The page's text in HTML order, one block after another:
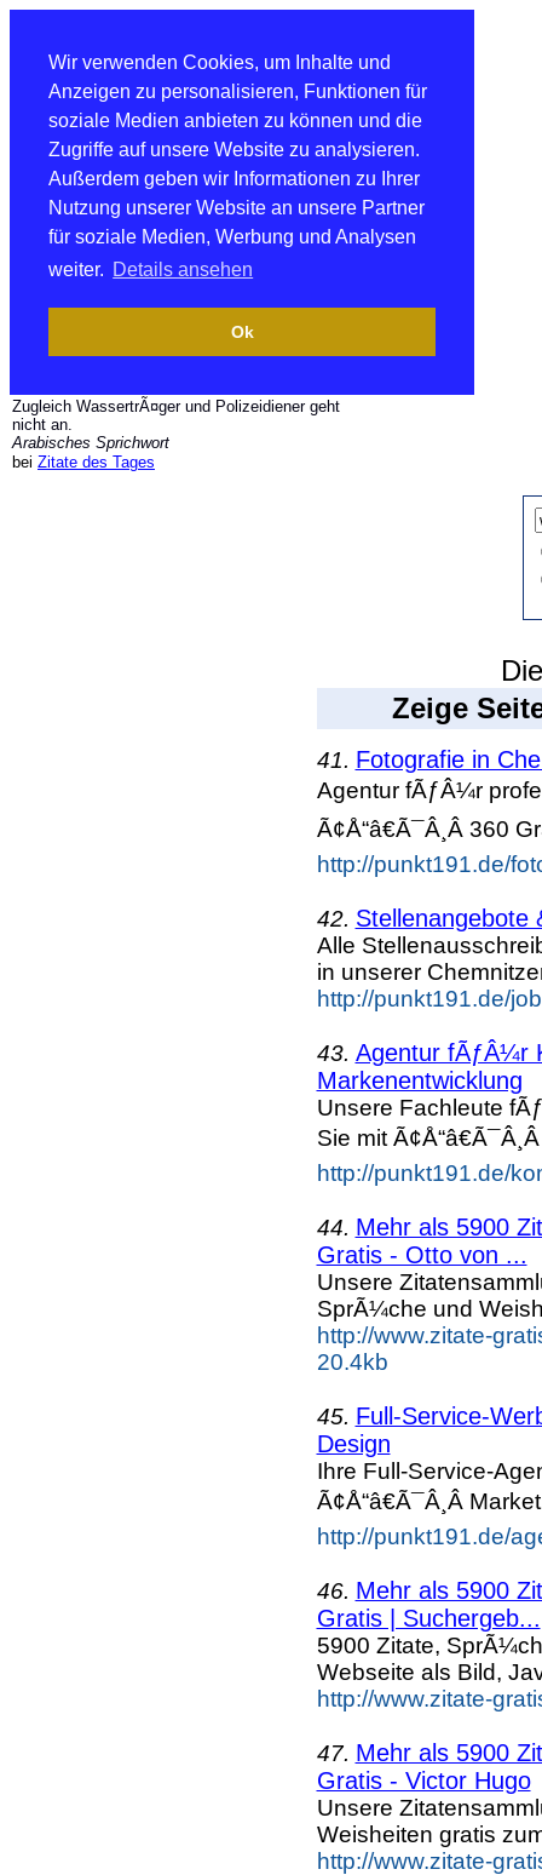
Wir verwenden Cookies, um Inhalte und
Anzeigen zu personalisieren, Funktionen für
soziale Medien anbieten zu können und die
Zugriffe auf unsere Website zu analysieren.
Außerdem geben wir Informationen zu Ihrer
Nutzung unserer Website an unsere Partner
für soziale Medien, Werbung und Analysen
weiter. Details ansehen
Ok
Zugleich WassertrÃ¤ger und Polizeidiener geht
nicht an.
Arabisches Sprichwort
bei Zitate des Tages
Zeige
41. Fotografie in
Agentur fÃƒÂ¼r
Ã¢Å“â€Ã¯Â¸Â 360
http://punkt191.de/
42. Stellenangebote
Alle
in unserer
http://punkt191.de/
43. Agentur fÃƒÂ¼r
Markenentwicklung
Unsere Fachleute
Sie mit
http://punkt191.de/
44. Mehr als 5900
Gratis - Otto von ...
Unsere
SprÃ¼che und
http://www.zitate-
20.4kb
45. Full-Service-
Design
Ihre Full-Service-
Ã¢Å“â€Ã¯Â¸Â
http://punkt191.de/
46. Mehr als 5900
Gratis | Suchergeb...
5900 Zitate,
Webseite als Bild,
http://www.zitate-
47. Mehr als 5900
Gratis - Victor Hugo
Unsere
Weisheiten gratis
http://www.zitate-